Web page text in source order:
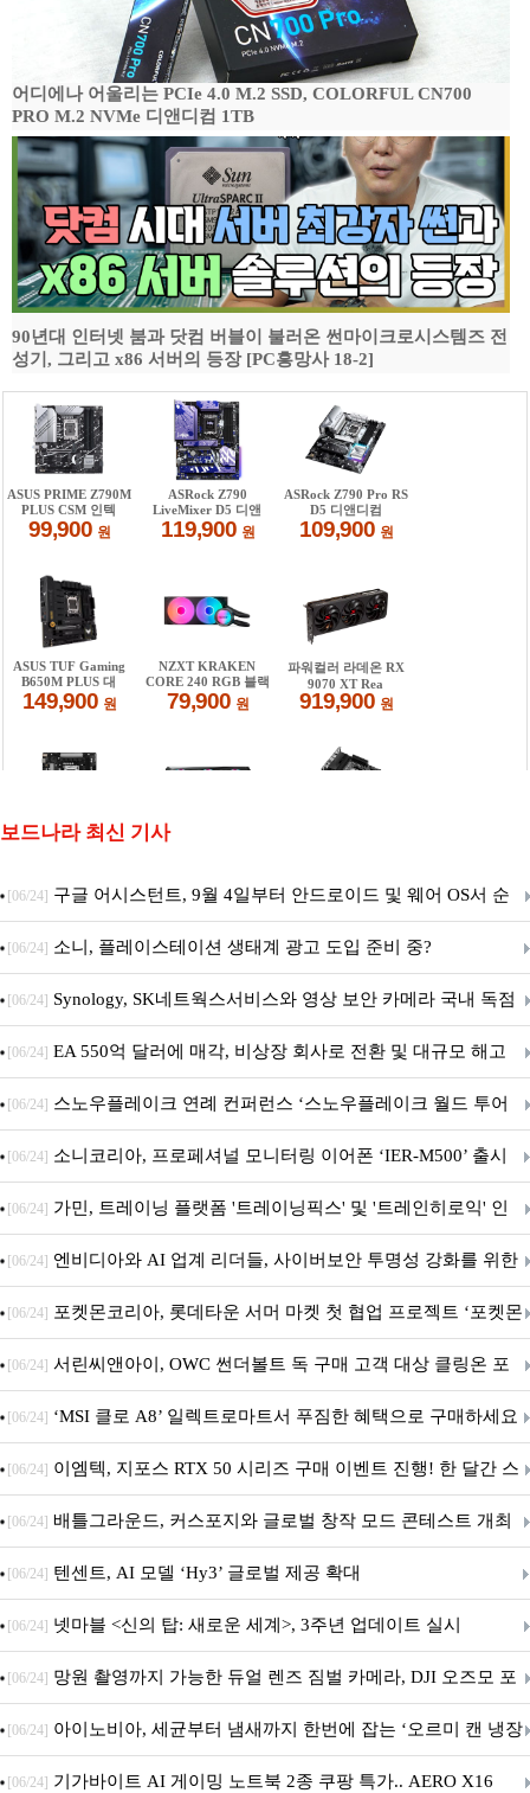
어디에나 어울리는 PCIe 4.0 M.2 SSD, COLORFUL CN700
PRO M.2 NVMe 디앤디컴 1TB
90년대 인터넷 붐과 닷컴 버블이 불러온 썬마이크로시스템즈 전
성기, 그리고 x86 서버의 등장 [PC흥망사 18-2]
보드나라 최신 기사
[06/24] 구글 어시스턴트, 9월 4일부터 안드로이드 및 웨어 OS서 순
차 서비스 종료
[06/24] 소니, 플레이스테이션 생태계 광고 도입 준비 중?
[06/24] Synology, SK네트웍스서비스와 영상 보안 카메라 국내 독점
판매 파트너십 체결
[06/24] EA 550억 달러에 매각, 비상장 회사로 전환 및 대규모 해고
전망
[06/24] 스노우플레이크 연례 컨퍼런스 ‘스노우플레이크 월드 투어
서울’ 개최
[06/24] 소니코리아, 프로페셔널 모니터링 이어폰 ‘IER-M500’ 출시
[06/24] 가민, 트레이닝 플랫폼 '트레이닝픽스' 및 '트레인히로익' 인
수로 선수와 코치에 맞춤형 훈련 지원 확대
[06/24] 엔비디아와 AI 업계 리더들, 사이버보안 투명성 강화를 위한
SAFE 가이드라인 제안
[06/24] 포켓몬코리아, 롯데타운 서머 마켓 첫 협업 프로젝트 ‘포켓몬
별빛낙원’ 개최
[06/24] 서린씨앤아이, OWC 썬더볼트 독 구매 고객 대상 클링온 포
트 고정 홀더 증정 이벤트 앵콜 연장 진행
[06/24] ‘MSI 클로 A8’ 일렉트로마트서 푸짐한 혜택으로 구매하세요
[06/24] 이엠텍, 지포스 RTX 50 시리즈 구매 이벤트 진행! 한 달간 스
팀 월렛부터 PALIT 지포스 RTX 5060 DUAL까지 증정
[06/24] 배틀그라운드, 커스포지와 글로벌 창작 모드 콘테스트 개최
[06/24] 텐센트, AI 모델 ‘Hy3’ 글로벌 제공 확대
[06/24] 넷마블 <신의 탑: 새로운 세계>, 3주년 업데이트 실시
[06/24] 망원 촬영까지 가능한 듀얼 렌즈 짐벌 카메라, DJI 오즈모 포
켓 4P
[06/24] 아이노비아, 세균부터 냄새까지 한번에 잡는 ‘오르미 캔 냉장
고 살균 탈취기’ 출시
[06/24] 기가바이트 AI 게이밍 노트북 2종 쿠팡 특가.. AERO X16